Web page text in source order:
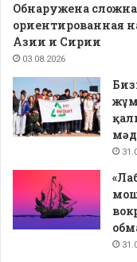
Обнаружена
ориентированная
Азии и Сирии
03.08.2026